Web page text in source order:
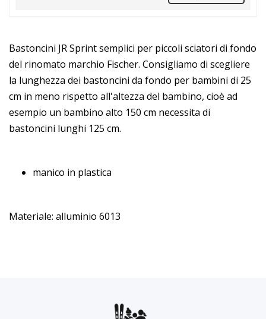
Bastoncini JR Sprint semplici per piccoli sciatori di fondo
del rinomato marchio Fischer. Consigliamo di scegliere
la lunghezza dei bastoncini da fondo per bambini di 25
cm in meno rispetto all'altezza del bambino, cioè ad
esempio un bambino alto 150 cm necessita di
bastoncini lunghi 125 cm.
manico in plastica
Materiale: alluminio 6013